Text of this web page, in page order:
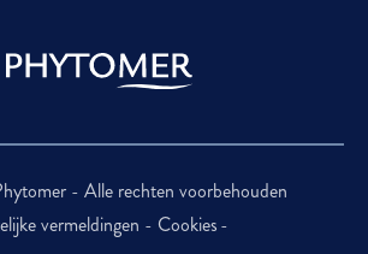
- Alle rechten voorbehouden
vermeldingen
Cookies